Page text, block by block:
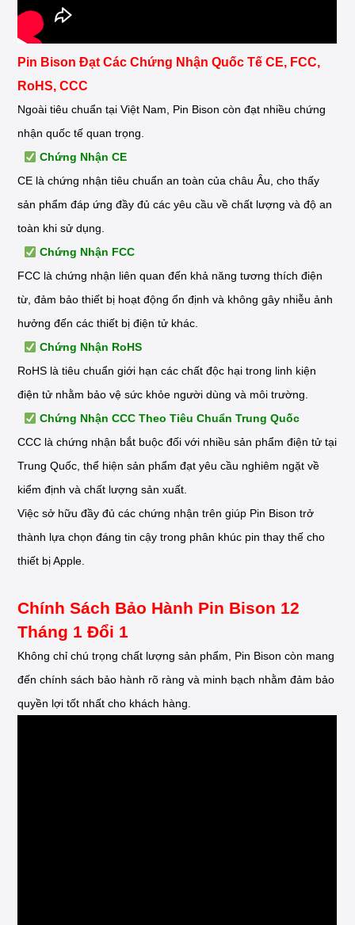
Pin Bison Đạt Các Chứng Nhận Quốc Tế CE, FCC,
RoHS, CCC
Ngoài tiêu chuẩn tại Việt Nam, Pin Bison còn đạt nhiều chứng
nhận quốc tế quan trọng.
Chứng Nhận CE
CE là chứng nhận tiêu chuẩn an toàn của châu Âu, cho thấy
sản phẩm đáp ứng đầy đủ các yêu cầu về chất lượng và độ an
toàn khi sử dụng.
Chứng Nhận FCC
FCC là chứng nhận liên quan đến khả năng tương thích điện
từ, đảm bảo thiết bị hoạt động ổn định và không gây nhiễu ảnh
hưởng đến các thiết bị điện tử khác.
Chứng Nhận RoHS
RoHS là tiêu chuẩn giới hạn các chất độc hại trong linh kiện
điện tử nhằm bảo vệ sức khỏe người dùng và môi trường.
Chứng Nhận CCC Theo Tiêu Chuẩn Trung Quốc
CCC là chứng nhận bắt buộc đối với nhiều sản phẩm điện tử tại
Trung Quốc, thể hiện sản phẩm đạt yêu cầu nghiêm ngặt về
kiểm định và chất lượng sản xuất.
Việc sở hữu đầy đủ các chứng nhận trên giúp Pin Bison trở
thành lựa chọn đáng tin cậy trong phân khúc pin thay thế cho
thiết bị Apple.
Chính Sách Bảo Hành Pin Bison 12
Tháng 1 Đổi 1
Không chỉ chú trọng chất lượng sản phẩm, Pin Bison còn mang
đến chính sách bảo hành rõ ràng và minh bạch nhằm đảm bảo
quyền lợi tốt nhất cho khách hàng.